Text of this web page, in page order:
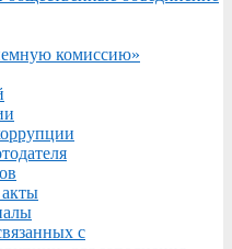
комиссию»
с